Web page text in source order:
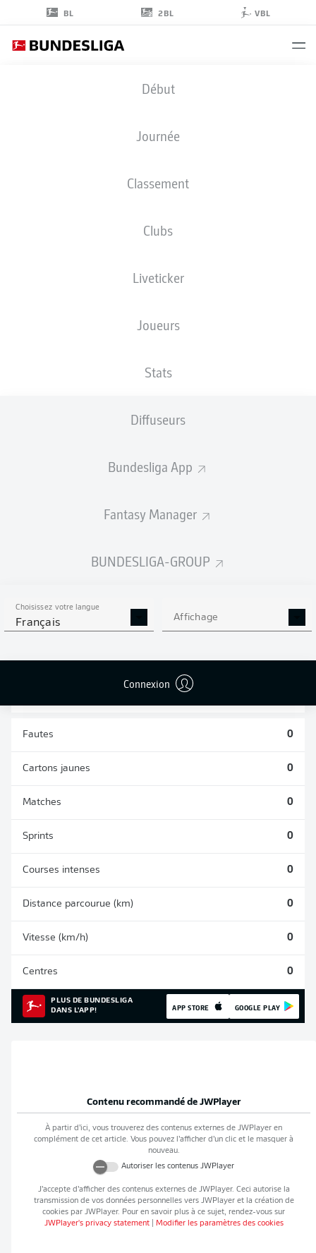
BL 2BL VBL
Début
Journée
Classement
Clubs
Liveticker
Joueurs
Stats
Diffuseurs
Bundesliga App
Fantasy Manager
BUNDESLIGA-GROUP
Choisissez votre langue
Français Affichage
Connexion
STATS DE LA SAISON
2025/2026
0 0
Fautes 0
Cartons jaunes 0
Matches 0
Sprints 0
Courses intenses 0
Distance parcourue (km) 0
Vitesse (km/h) 0
Centres 0
PLUS DE BUNDESLIGA
DANS L'APP!
APP STORE GOOGLE PLAY
Contenu recommandé de JWPlayer
À partir d’ici, vous trouverez des contenus externes de JWPlayer en
complément de cet article. Vous pouvez l’afficher d’un clic et le masquer à
nouveau.
Autoriser les contenus JWPlayer
J’accepte d’afficher des contenus externes de JWPlayer. Ceci autorise la
transmission de vos données personnelles vers JWPlayeret la création de
cookies par JWPlayer. Pour en savoir plus à ce sujet, rendez-vous sur
JWPlayer's privacy statement| Modifier les paramètres des cookies